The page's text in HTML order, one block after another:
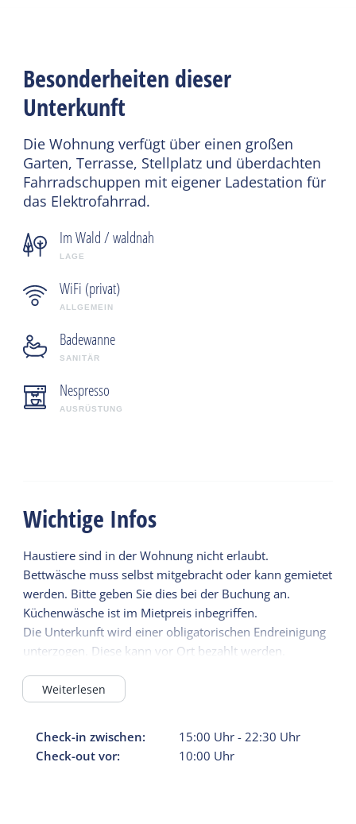
Besonderheiten dieser
Unterkunft
Die Wohnung verfügt über einen großen
Garten, Terrasse, Stellplatz und überdachten
Fahrradschuppen mit eigener Ladestation für
das Elektrofahrrad.
Im Wald / waldnah
LAGE
WiFi (privat)
ALLGEMEIN
Badewanne
SANITÄR
Nespresso
AUSRÜSTUNG
Wichtige Infos
Haustiere sind in der Wohnung nicht erlaubt.
Bettwäsche muss selbst mitgebracht oder kann gemietet
werden. Bitte geben Sie dies bei der Buchung an.
Küchenwäsche ist im Mietpreis inbegriffen.
Die Unterkunft wird einer obligatorischen Endreinigung
unterzogen. Diese kann vor Ort bezahlt werden.
Weiterlesen
Check-in zwischen: 15:00 Uhr -22:30 Uhr
Check-out vor:
10:00 Uhr